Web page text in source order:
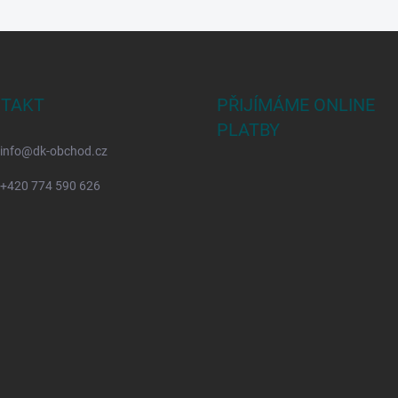
info@dk-obchod.cz
+420 774 590 626
PŘIJÍMÁME ONLINE
PLATBY